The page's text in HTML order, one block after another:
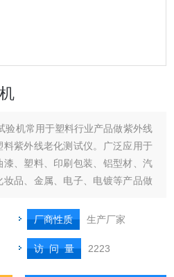
验机常用于塑料行业产品做紫外线
紫外线老化测试仪。广泛应用于
、塑料、印刷包装、铝型材、汽
品、金属、电子、电镀等产品做
厂商性质 生产厂家
访 问 量 2223